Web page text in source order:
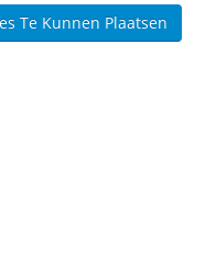
Te Kunnen Plaatsen